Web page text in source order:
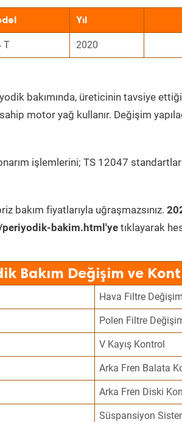
Yıl
T 2020
bakımında, üreticinin tavsiye
motor yağ kullanır. Değişim
işlemlerini; TS 12047
bakım fiyatlarıyla uğraşmazsınız.
bakim.html'ye tıklayarak
Bakım Değişim ve
Hava Filtre Değişim
Polen Filtre
V Kayış Kontrol
Arka Fren Balata
Arka Fren Diski
Süspansiyon